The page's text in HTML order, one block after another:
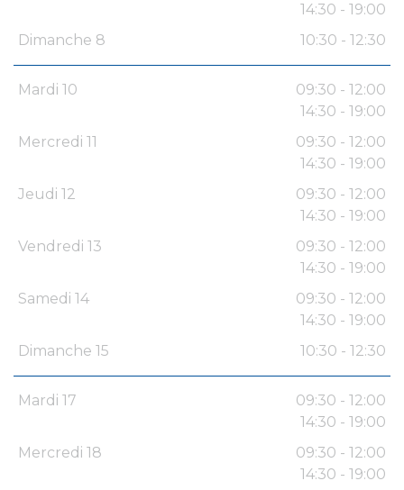
14:30 - 19:00
Dimanche 8
10:30 - 12:30
Mardi 10
09:30 - 12:00
14:30 - 19:00
Mercredi 11
09:30 - 12:00
14:30 - 19:00
Jeudi 12
09:30 - 12:00
14:30 - 19:00
Vendredi 13
09:30 - 12:00
14:30 - 19:00
Samedi 14
09:30 - 12:00
14:30 - 19:00
Dimanche 15
10:30 - 12:30
Mardi 17
09:30 - 12:00
14:30 - 19:00
Mercredi 18
09:30 - 12:00
14:30 - 19:00